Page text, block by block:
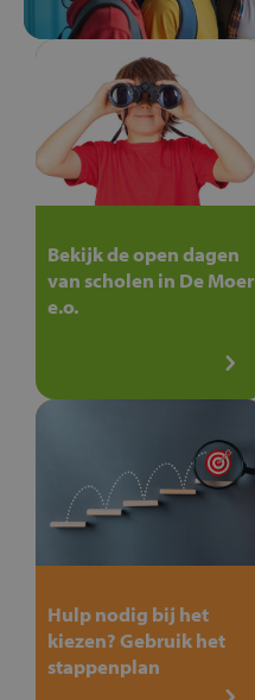
Bekijk de open dagen
van scholen in De Moer
e.o.
Hulp nodig bij het
kiezen? Gebruik het
stappenplan